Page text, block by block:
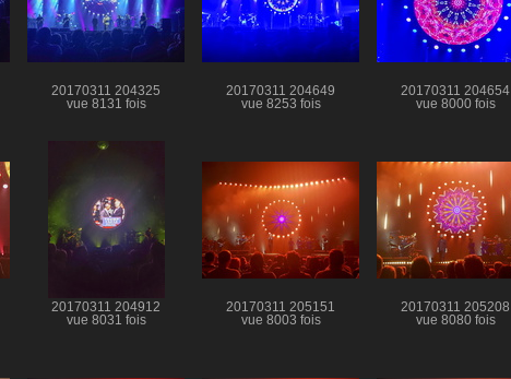
20170311 204325
vue 8131 fois
20170311 204649
vue 8253 fois
20170311 204654
vue 8000 fois
20170311 204912
vue 8031 fois
20170311 205151
vue 8003 fois
20170311 205208
vue 8080 fois